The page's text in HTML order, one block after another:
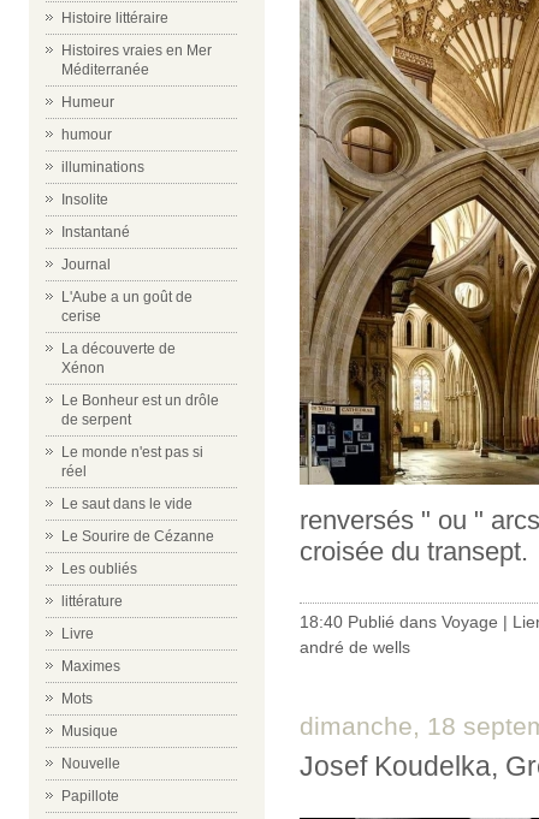
Histoire littéraire
Histoires vraies en Mer
Méditerranée
Humeur
humour
illuminations
Insolite
Instantané
Journal
L'Aube a un goût de
cerise
La découverte de
Xénon
Le Bonheur est un drôle
de serpent
Le monde n'est pas si
réel
Le saut dans le vide
Le Sourire de Cézanne
Les oubliés
littérature
Livre
Maximes
Mots
Musique
Nouvelle
Papillote
renversés " ou "
croisée du transept.
18:40 Publié dans Voyage |
andré de wells
dimanche, 18
Josef Koudelka,